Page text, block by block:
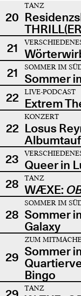
20
TANZ
21
21
SOMMER IM
Sommer
22
LIVE-PODCAST
Extrem
22
KONZERT
Losus
23 Queer in
28
TANZ
WÆXE:
28
SOMMER IM
Sommer
Galaxy
29
ZUM
Sommer
Bingo
TANZ